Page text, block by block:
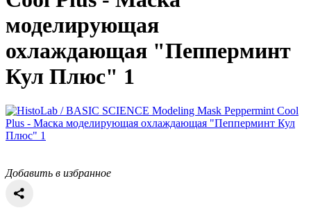
моделирующая
охлаждающая "Пепперминт
Кул Плюс" 1
Добавить в избранное